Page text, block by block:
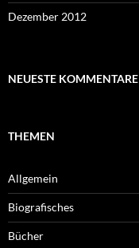
Dezember 2012
NEUESTE KOMMENTARE
THEMEN
Allgemein
Biografisches
Bücher